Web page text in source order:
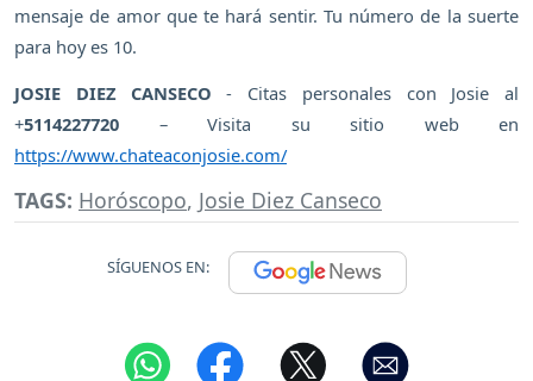
mensaje de amor que te hará sentir. Tu número de la suerte
para hoy es 10.
JOSIE DIEZ CANSECO - Citas personales con Josie al
+5114227720 – Visita su sitio web en
https://www.chateaconjosie.com/
TAGS: Horóscopo, Josie Diez Canseco
SÍGUENOS EN: